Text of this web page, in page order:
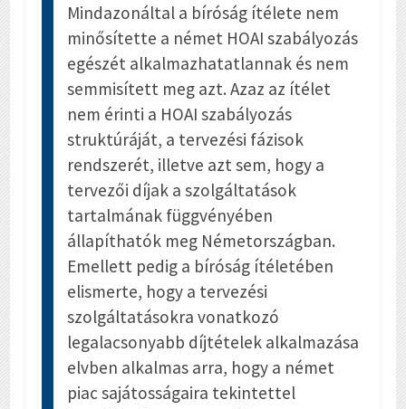
Mindazonáltal a bíróság ítélete nem
minősítette a német HOAI szabályozás
egészét alkalmazhatatlannak és nem
semmisített meg azt. Azaz az ítélet
nem érinti a HOAI szabályozás
struktúráját, a tervezési fázisok
rendszerét, illetve azt sem, hogy a
tervezői díjak a szolgáltatások
tartalmának függvényében
állapíthatók meg Németországban.
Emellett pedig a bíróság ítéletében
elismerte, hogy a tervezési
szolgáltatásokra vonatkozó
legalacsonyabb díjtételek alkalmazása
elvben alkalmas arra, hogy a német
piac sajátosságaira tekintettel